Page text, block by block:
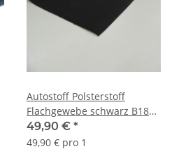
Autostoff Polsterstoff
Flachgewebe schwarz B180
(1,5 mm Schaumrücken und
Charmeuse)
49,90 € *
49,90 € pro 1